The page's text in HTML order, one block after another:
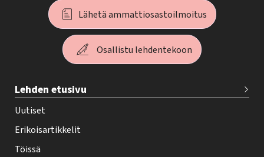
Lähetä ammattiosastoilmoitus
Osallistu lehdentekoon
e
h
y
-
Lehden etusivu
Uutiset
Erikoisartikkelit
Töissä